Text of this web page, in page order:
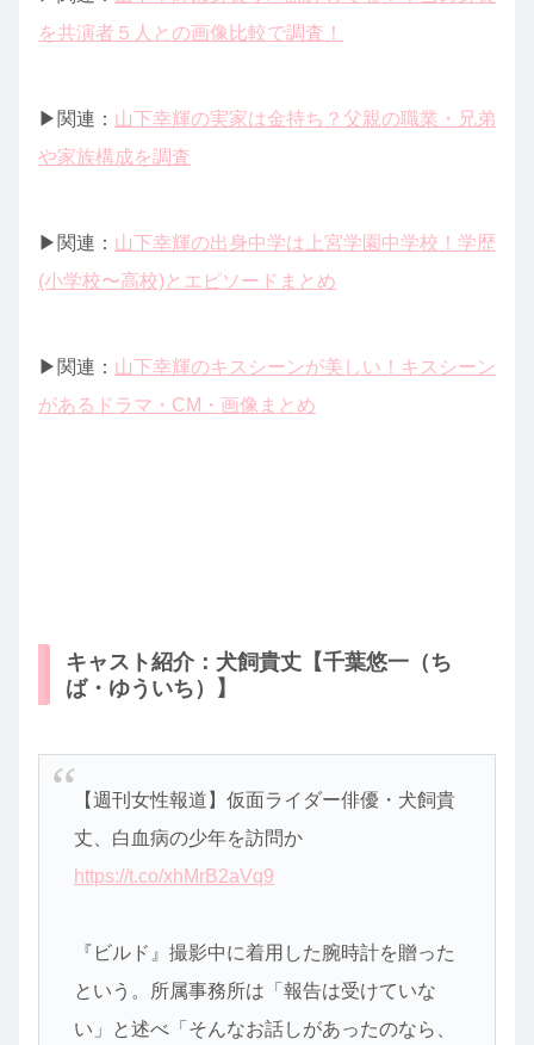
を共演者５人との画像比較で調査！
▶︎関連： 山下幸輝の実家は金持ち？父親の職業・兄弟
や家族構成を調査
▶︎関連： 山下幸輝の出身中学は上宮学園中学校！学歴
(小学校〜高校)とエピソードまとめ
▶︎関連： 山下幸輝のキスシーンが美しい！キスシーン
があるドラマ・CM・画像まとめ
キャスト紹介：犬飼貴丈【千葉悠一（ち
ば・ゆういち）】
【週刊女性報道】仮面ライダー俳優・犬飼貴
丈、白血病の少年を訪問か
https://t.co/xhMrB2aVq9
『ビルド』撮影中に着用した腕時計を贈った
という。所属事務所は「報告は受けていな
い」と述べ「そんなお話しがあったのなら、